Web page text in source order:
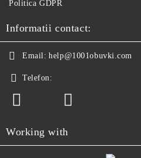
Politica GDPR
Informatii contact:
Email: help@1001obuvki.com
Telefon:
Working with